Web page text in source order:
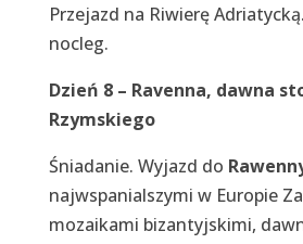
Przejazd na Riwierę
nocleg.
Dzień 8 – Ravenna, dawna
Rzymskiego
Śniadanie. Wyjazd do
najwspanialszymi w Europie
mozaikami bizantyjskimi,